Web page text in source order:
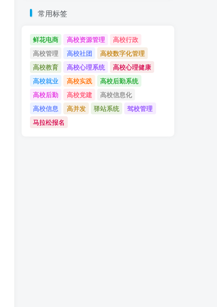
论文。
常用标签
鲜花电商 高校资源管理
高校行政
高校管理
高校社团
高校数字化管理
高校教育
高校心理系统
高校心理健康
高校就业
高校实践
高校后勤系统
高校后勤
高校党建
高校信息化
高校信息
高并发 驿站系统
驾校管理
马拉松报名